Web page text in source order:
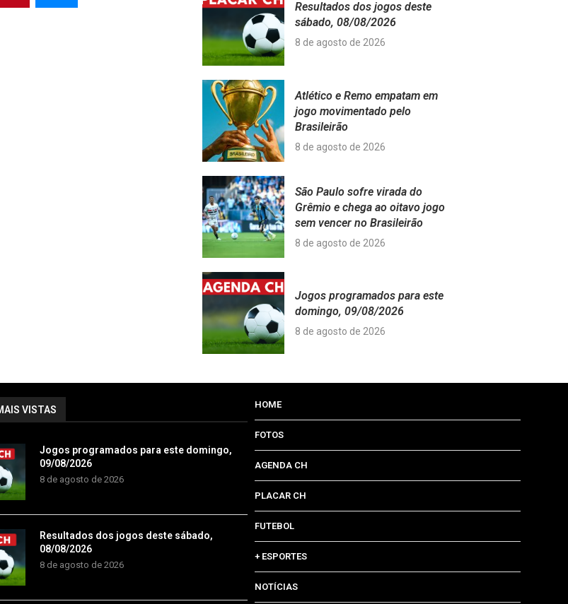
Resultados dos jogos deste
sábado, 08/08/2026
8 de agosto de 2026
Atlético e Remo empatam em
jogo movimentado pelo
Brasileirão
8 de agosto de 2026
São Paulo sofre virada do
Grêmio e chega ao oitavo jogo
sem vencer no Brasileirão
8 de agosto de 2026
Jogos programados para este
domingo, 09/08/2026
8 de agosto de 2026
VISTAS
Jogos programados para este domingo,
09/08/2026
8 de agosto de 2026
Resultados dos jogos deste sábado,
08/08/2026
8 de agosto de 2026
HOME
FOTOS
AGENDA CH
PLACAR CH
FUTEBOL
+ ESPORTES
NOTÍCIAS